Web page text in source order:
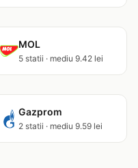
MOL
5 statii · mediu 9.42 lei
Gazprom
2 statii · mediu 9.59 lei